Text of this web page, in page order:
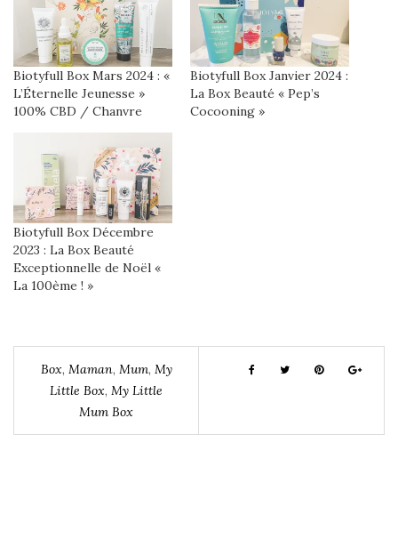
Biotyfull Box Mars 2024 : «
L’Éternelle Jeunesse »
100% CBD / Chanvre
Biotyfull Box Janvier 2024 :
La Box Beauté « Pep’s
Cocooning »
Biotyfull Box Décembre
2023 : La Box Beauté
Exceptionnelle de Noël «
La 100ème ! »
Box, Maman, Mum, My
Little Box, My Little
Mum Box